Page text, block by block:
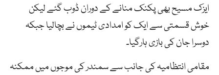
ایزک مسیح بھی پکنک منانے کے دوران ڈوب گئے لیکن
خوش قسمتی سے ایک کو امدادی ٹیموں نے بچالیا جبکہ
دوسرا جان کی بازی ہارگیا۔
مقامی انتظامیہ کی جانب سے سمندر کی موجوں میں ممکنہ